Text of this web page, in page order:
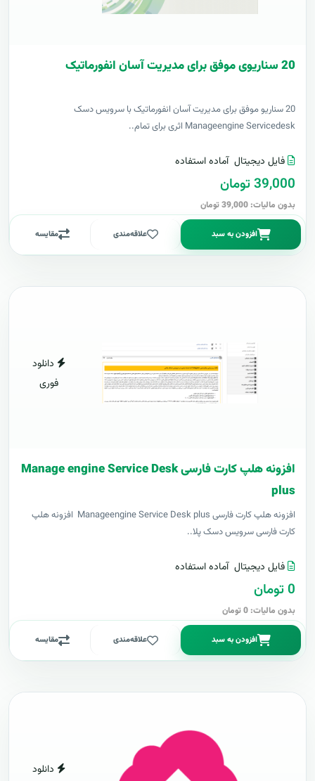
20 سناریوی موفق برای مدیریت آسان انفورماتیک
20 سناریو موفق برای مدیریت آسان انفورماتیک با سرویس دسک
Manageengine Servicedesk اثری برای تمام..
فایل دیجیتال آماده استفاده
39,000 تومان
بدون مالیات: 39,000 تومان
افزودن به سبد علاقه‌مندی مقایسه
دانلود
فوری
افزونه هلپ کارت فارسی Manage engine Service Desk
plus
افزونه هلپ کارت فارسی Manageengine Service Desk plus افزونه هلپ
کارت فارسی سرویس دسک پلا..
فایل دیجیتال آماده استفاده
0 تومان
بدون مالیات: 0 تومان
افزودن به سبد علاقه‌مندی مقایسه
دانلود